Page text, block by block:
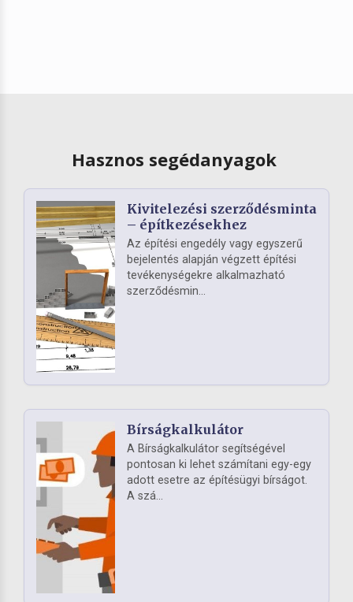
Hasznos segédanyagok
Kivitelezési szerződésminta
– építkezésekhez
Az építési engedély vagy egyszerű
bejelentés alapján végzett építési
tevékenységekre alkalmazható
szerződésmin...
Bírságkalkulátor
A Bírságkalkulátor segítségével
pontosan ki lehet számítani egy-egy
adott esetre az építésügyi bírságot.
A szá...